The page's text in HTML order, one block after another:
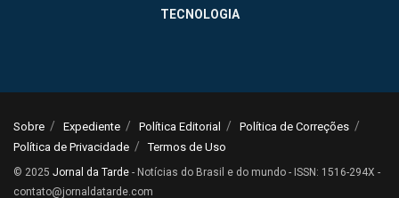
TECNOLOGIA
Sobre Expediente Política Editorial
Política de Correções
Política de Privacidade
Termos de Uso
© 2025 Jornal da Tarde - Notícias do Brasil e do mundo - ISSN: 1516-294X -
contato@jornaldatarde.com